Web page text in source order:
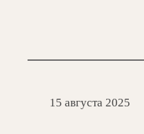
15 августа 2025